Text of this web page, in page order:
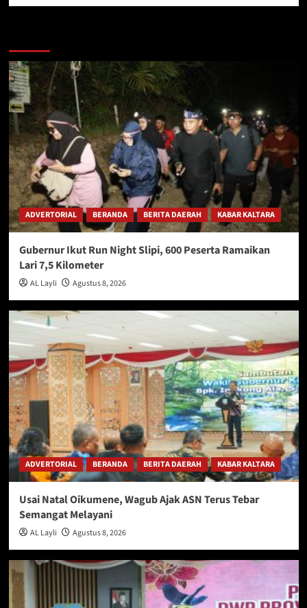
ADVERTORIAL BERANDA BERITA DAERAH KABAR KALTARA
Gubernur Ikut Run Night Slipi, 600 Peserta Ramaikan
Lari 7,5 Kilometer
AL Layli Agustus 8, 2026
ADVERTORIAL BERANDA BERITA DAERAH KABAR KALTARA
Usai Natal Oikumene, Wagub Ajak ASN Terus Tebar
Semangat Melayani
AL Layli Agustus 8, 2026